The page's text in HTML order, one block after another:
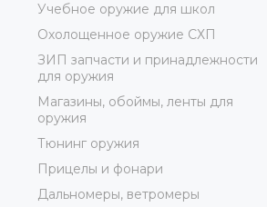
Учебное оружие для школ
Охолощенное оружие СХП
ЗИП запчасти и принадлежности
для оружия
Магазины, обоймы, ленты для
оружия
Тюнинг оружия
Прицелы и фонари
Дальномеры, ветромеры